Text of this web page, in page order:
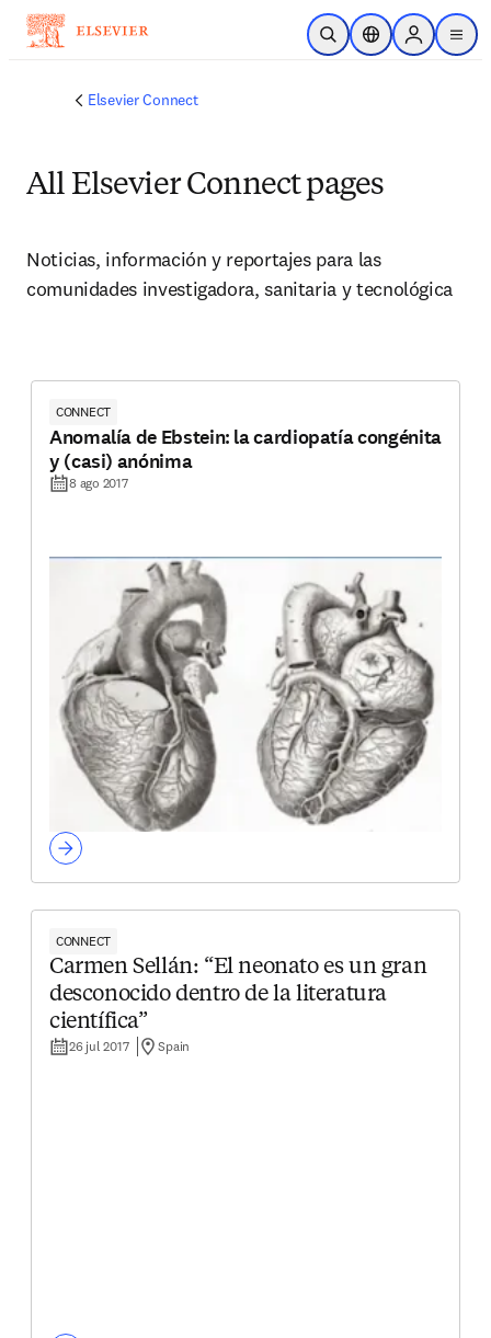
Saltar al contenido principal
Abrir búsqueda
Selector deSign in to
menu
Elsevier Connect
All Elsevier Connect pages
Noticias, información y reportajes para las
comunidades investigadora, sanitaria y tecnológica
CONNECT
Anomalía de Ebstein: la cardiopatía congénita
y (casi) anónima
8 ago 2017
CONNECT
Carmen Sellán: “El neonato es un gran
desconocido dentro de la literatura
científica”
26 jul 2017 Spain